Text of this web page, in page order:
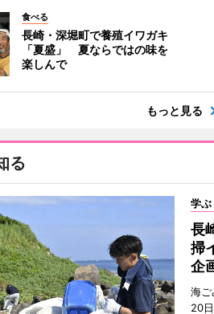
食べる
長崎・深堀町で養殖イワガキ
「夏盛」 夏ならではの味を
楽しんで
もっと見る
る
学ぶ
長
掃
企
海ご
20